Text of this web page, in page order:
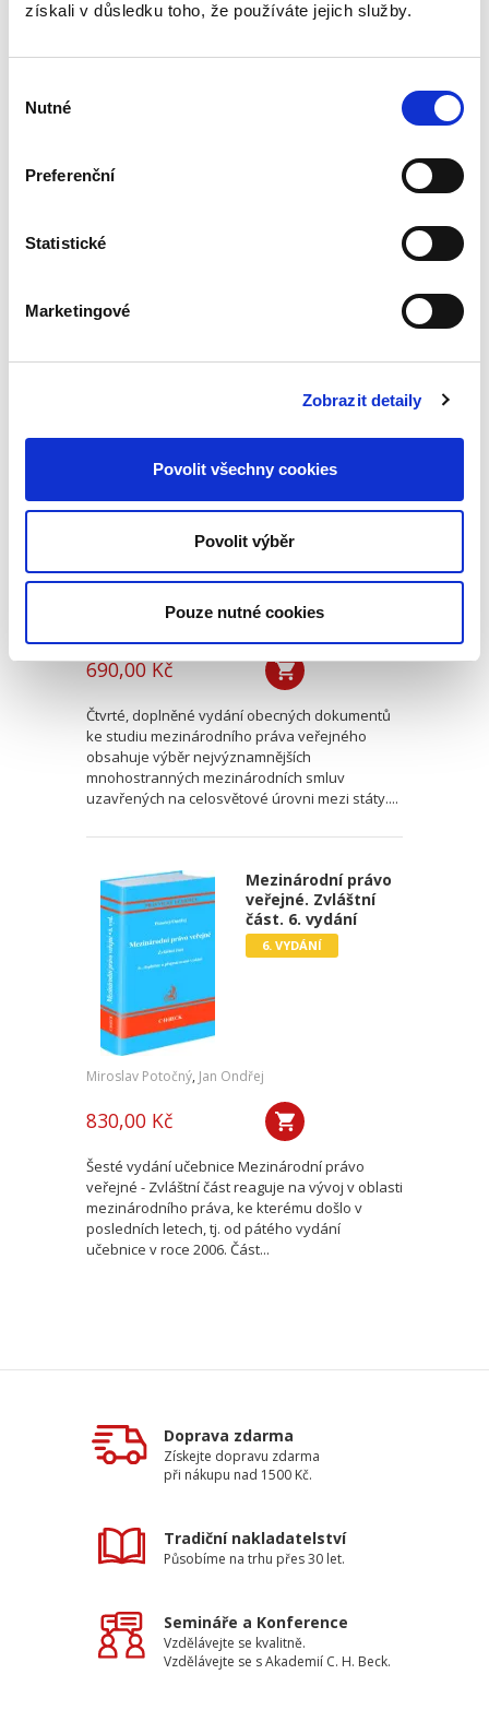
získali v důsledku toho, že používáte jejich služby.
souhlasu
Nutné
Preferenční
Statistické
Marketingové
Zobrazit detaily
Povolit všechny cookies
Povolit výběr
Pouze nutné cookies
Martin Janků
vysvětlení základních otázek soukromého
práva je určená především studujícím
v dokumentech. 4.,
4. VYDÁNÍ
690,00 Kč
Čtvrté, doplněné vydání obecných dokumentů
ke studiu mezinárodního práva veřejného
obsahuje výběr nejvýznamnějších
mnohostranných mezinárodních smluv
uzavřených na celosvětové úrovni mezi státy....
Mezinárodní právo
veřejné. Zvláštní
část. 6. vydání
6. VYDÁNÍ
Miroslav Potočný, Jan Ondřej
830,00 Kč
Šesté vydání učebnice Mezinárodní právo
veřejné - Zvláštní část reaguje na vývoj v oblasti
mezinárodního práva, ke kterému došlo v
posledních letech, tj. od pátého vydání
učebnice v roce 2006. Část...
Doprava zdarma
Získejte dopravu zdarma
při nákupu nad 1500 Kč.
Tradiční nakladatelství
Působíme na trhu přes 30 let.
Semináře a Konference
Vzdělávejte se kvalitně.
Vzdělávejte se s Akademií C. H. Beck.